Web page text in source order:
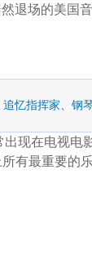
退场的美国
忆指挥家、钢
现在电视电
有最重要的